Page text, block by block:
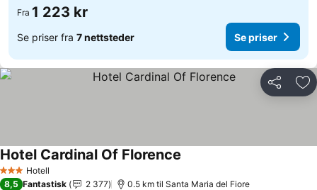
Fra 1 223 kr
Se priser fra 7 nettsteder Se priser
Del
3 StjernerHotell
Hotel Cardinal Of Florence
8,5 Fantastisk 2 377 0.5 km til Santa Maria del Fiore